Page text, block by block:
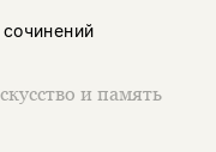
и память